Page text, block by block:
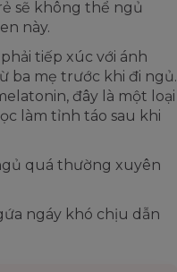
sẽ không thể ngủ
này.
tiếp xúc với ánh
ba mẹ trước khi đi ngủ.
đây là một loại
làm tỉnh táo sau khi
quá thường xuyên
ngáy khó chịu dẫn